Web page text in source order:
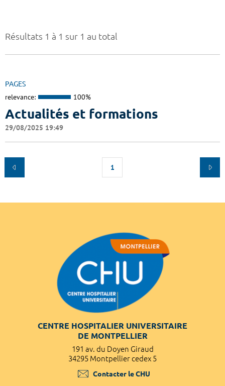
Résultats 1 à 1 sur 1 au total
PAGES
relevance: 100%
Actualités et formations
29/08/2025 19:49
1
CENTRE HOSPITALIER UNIVERSITAIRE
DE MONTPELLIER
191 av. du Doyen Giraud
34295 Montpellier cedex 5
Contacter le CHU